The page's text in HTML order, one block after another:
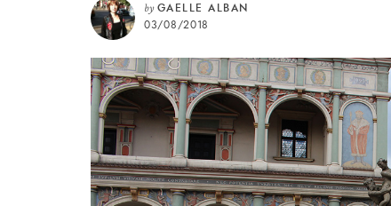
by GAELLE ALBAN
03/08/2018